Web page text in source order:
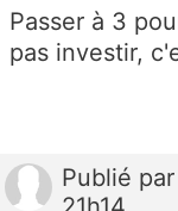
Passer à 3
pas investir,
Publié par